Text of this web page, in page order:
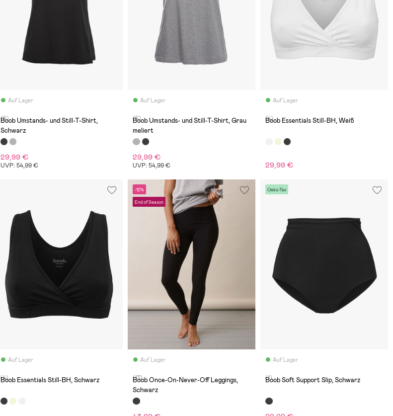
Auf Lager
(6)
Boob Umstands- und Still-T-Shirt,
Schwarz
29,99 €
UVP: 54,99 €
Auf Lager
(6)
Boob Umstands- und Still-T-Shirt, Grau
meliert
29,99 €
UVP: 54,99 €
Auf Lager
(4)
Boob Essentials Still-BH, Weiß
29,99 €
Auf Lager
(4)
Boob Essentials Still-BH, Schwarz
-12%
End of Season
Auf Lager
(13)
Boob Once-On-Never-Off Leggings,
Schwarz
Oeko-Tex
Auf Lager
(1)
Boob Soft Support Slip, Schwarz